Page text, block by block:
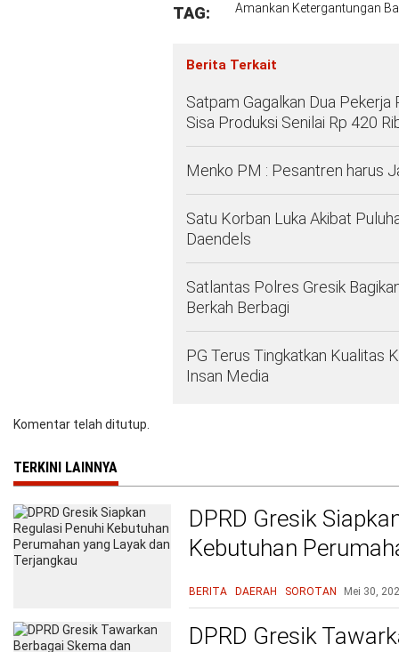
TAG: Amankan Ketergantungan
Berita Terkait
Satpam Gagalkan Dua
Sisa Produksi Senilai Rp 420
Menko PM : Pesantren harus
Satu Korban Luka Akibat
Daendels
Satlantas Polres Gresik
Berkah Berbagi
PG Terus Tingkatkan Kualitas
Insan Media
Komentar telah ditutup.
TERKINI LAINNYA
DPRD Gresik
Kebutuhan
BERITA DAERAH SOROTAN Mei 30,
DPRD Gresik